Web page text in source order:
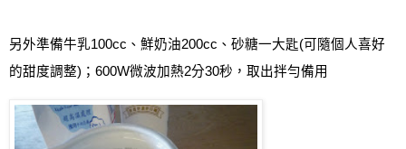
另外準備牛乳100cc 、鮮奶油200cc 、砂糖一大匙(可隨個人喜好
的甜度調整) ； 600W微波加熱2分30秒 ，取出拌勻備用